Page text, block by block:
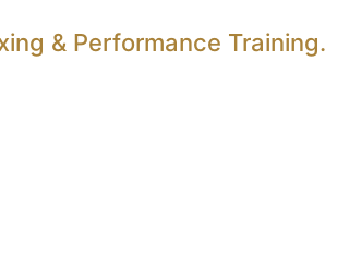
& Performance Training.